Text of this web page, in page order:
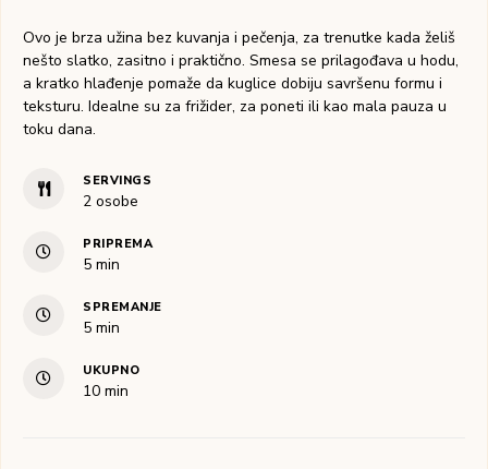
Ovo je brza užina bez kuvanja i pečenja, za trenutke kada želiš
nešto slatko, zasitno i praktično. Smesa se prilagođava u hodu,
a kratko hlađenje pomaže da kuglice dobiju savršenu formu i
teksturu. Idealne su za frižider, za poneti ili kao mala pauza u
toku dana.
SERVINGS
2 osobe
PRIPREMA
5 min
SPREMANJE
5 min
UKUPNO
10 min